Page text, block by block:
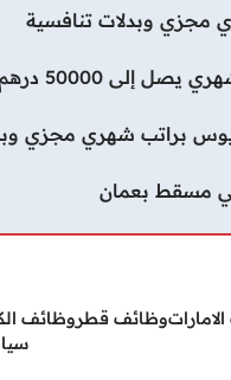
مجزي وبدلات تنافسية
إلى 50000 درهم
براتب شهري مجزي
مسقط بعمان
وظائف قطروظائف